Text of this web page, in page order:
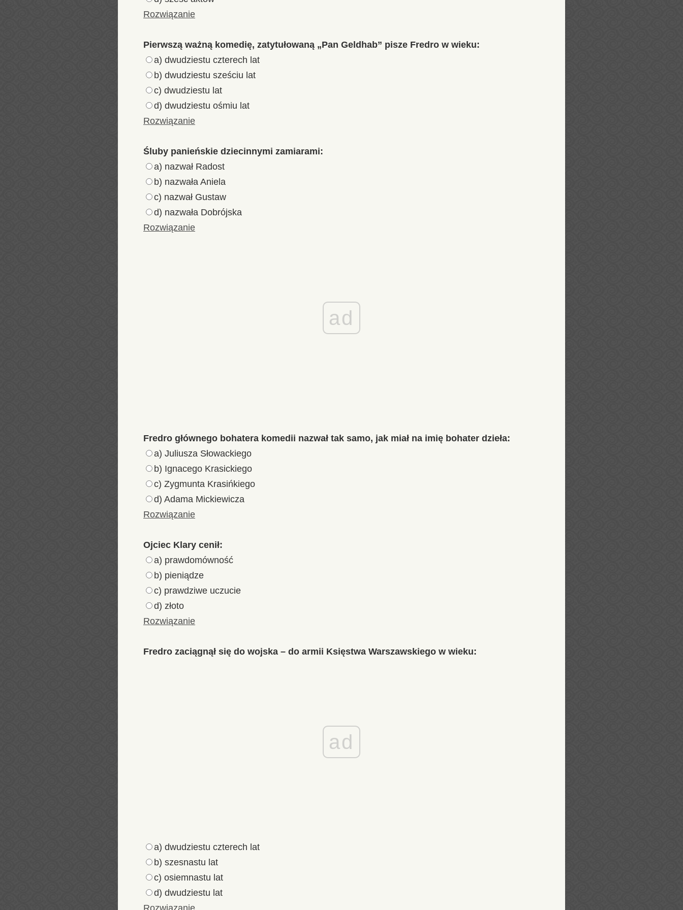
Rozwiązanie
Pierwszą ważną komedię, zatytułowaną „Pan Geldhab” pisze Fredro w wieku:
a) dwudziestu czterech lat
b) dwudziestu sześciu lat
c) dwudziestu lat
d) dwudziestu ośmiu lat
Rozwiązanie
Śluby panieńskie dziecinnymi zamiarami:
a) nazwał Radost
b) nazwała Aniela
c) nazwał Gustaw
d) nazwała Dobrójska
Rozwiązanie
ad
Fredro głównego bohatera komedii nazwał tak samo, jak miał na imię bohater dzieła:
a) Juliusza Słowackiego
b) Ignacego Krasickiego
c) Zygmunta Krasińkiego
d) Adama Mickiewicza
Rozwiązanie
Ojciec Klary cenił:
a) prawdomówność
b) pieniądze
c) prawdziwe uczucie
d) złoto
Rozwiązanie
Fredro zaciągnął się do wojska – do armii Księstwa Warszawskiego w wieku:
ad
a) dwudziestu czterech lat
b) szesnastu lat
c) osiemnastu lat
d) dwudziestu lat